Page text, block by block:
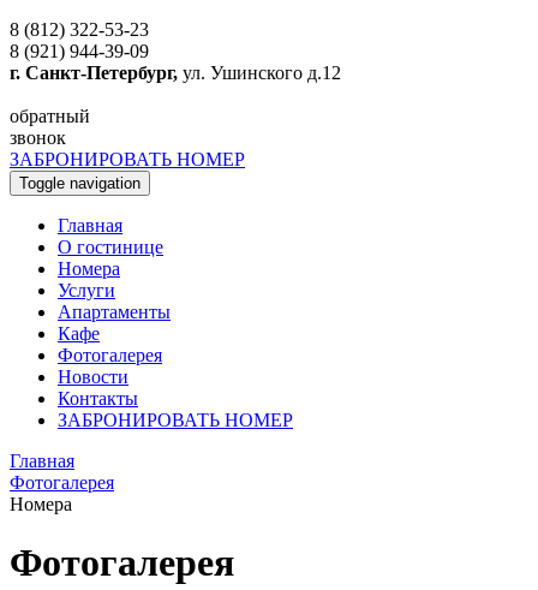
8 (812) 322-53-23
8 (921) 944-39-09
г. Санкт-Петербург, ул. Ушинского д.12
обратный
звонок
ЗАБРОНИРОВАТЬ НОМЕР
Toggle navigation
Главная
O гостинице
Номера
Услуги
Апартаменты
Кафе
Фотогалерея
Новости
Контакты
ЗАБРОНИРОВАТЬ НОМЕР
Главная
Фотогалерея
Номера
Фотогалерея